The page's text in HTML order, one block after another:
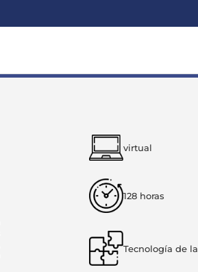
virtual
128 horas
Tecnología de